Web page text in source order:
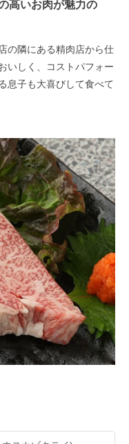
高いお肉が魅力の
の隣にある精肉店から仕
いしく、コストパフォー
息子も大喜びして食べて